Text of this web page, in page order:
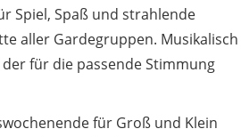
Spiel, Spaß und strahlende
aller Gardegruppen. Musikalisch
für die passende Stimmung
für Groß und Klein